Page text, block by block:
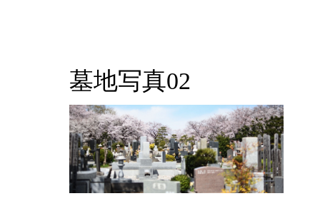
墓地写真02